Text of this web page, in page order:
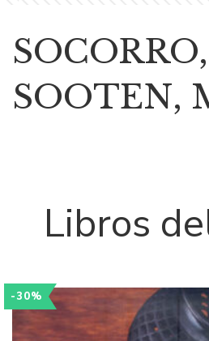
SOOTEN,
Libros
-30%